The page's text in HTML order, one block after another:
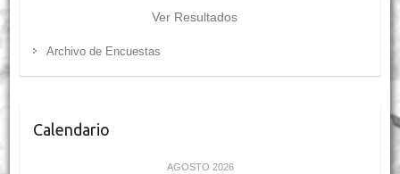
Ver Resultados
Archivo de Encuestas
Calendario
AGOSTO 2026